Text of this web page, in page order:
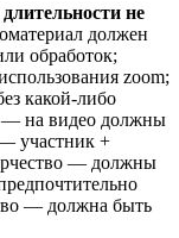
не
должен
обработок;
zoom;
какой-либо
— на видео должны
участник +
— должны
— должна быть